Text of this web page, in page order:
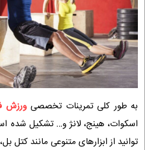
به طور کلی تمرینات تخصصیورزش
اسکوات، هینج، لانژ و… تشکیل شده
توانید از ابزارهای متنوعی مانند کتل